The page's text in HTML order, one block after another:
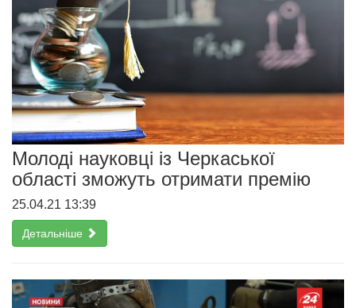
Молоді науковці із Черкаської
області зможуть отримати премію
25.04.21 13:39
Детальніше